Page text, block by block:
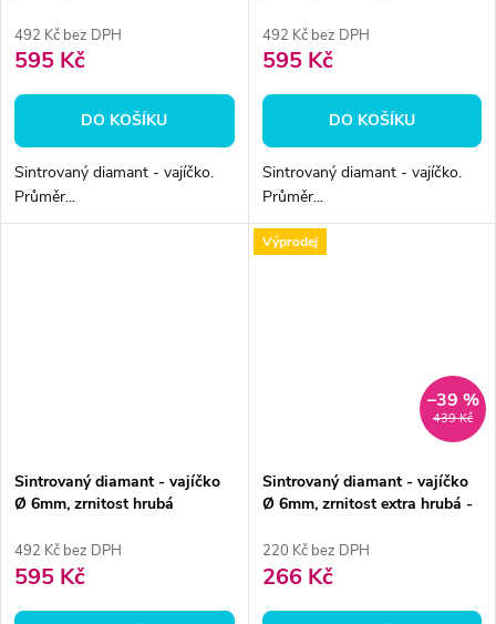
492 Kč bez DPH
595 Kč
DO KOŠÍKU
Sintrovaný diamant - vajíčko.
Průměr...
492 Kč bez DPH
595 Kč
DO KOŠÍKU
Sintrovaný diamant - vajíčko.
Průměr...
Sintrovaný diamant - vajíčko
Ø 6mm, zrnitost hrubá
492 Kč bez DPH
595 Kč
Výprodej
439 Kč
–39 %
Sintrovaný diamant - vajíčko
Ø 6mm, zrnitost extra hrubá -
220 Kč bez DPH
266 Kč